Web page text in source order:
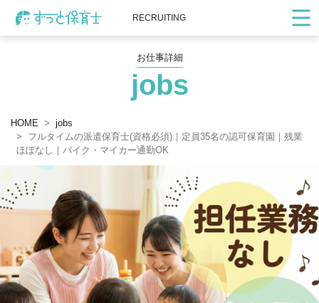
RECRUITING
お仕事詳細
jobs
HOME
jobs
フルタイムの派遣保育士(資格必須)｜定員35名の認可保育園｜残業
ほぼなし｜バイク・マイカー通勤OK